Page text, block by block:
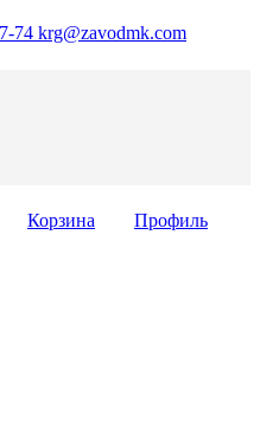
74 krg@zavodmk.com
Корзина Профиль